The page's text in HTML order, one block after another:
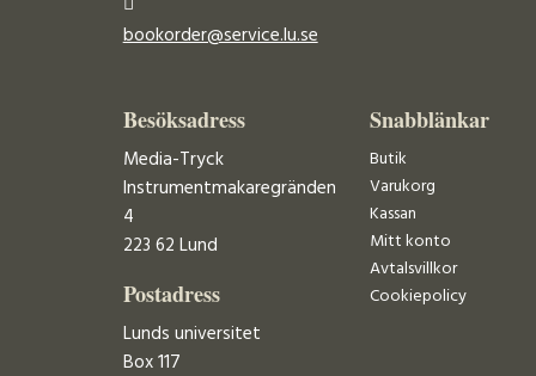
bookorder@service.lu.se
Besöksadress
Media-Tryck
Instrumentmakaregränden
4
223 62 Lund
Postadress
Lunds universitet
Box 117
Snabblänkar
Butik
Varukorg
Kassan
Mitt konto
Avtalsvillkor
Cookiepolicy